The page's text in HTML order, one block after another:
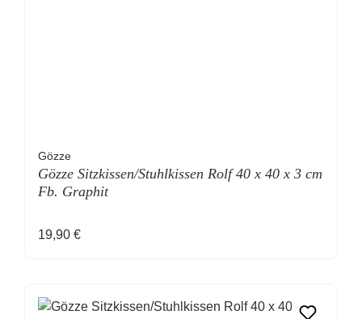
Gözze
Gözze Sitzkissen/Stuhlkissen Rolf 40 x 40 x 3 cm
Fb. Graphit
Regulärer Preis:
19,90 €